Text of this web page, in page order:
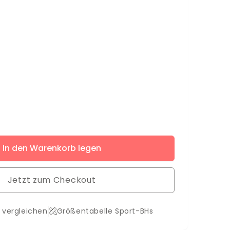
In den Warenkorb legen
Jetzt zum Checkout
Größentabelle Sport-BHs